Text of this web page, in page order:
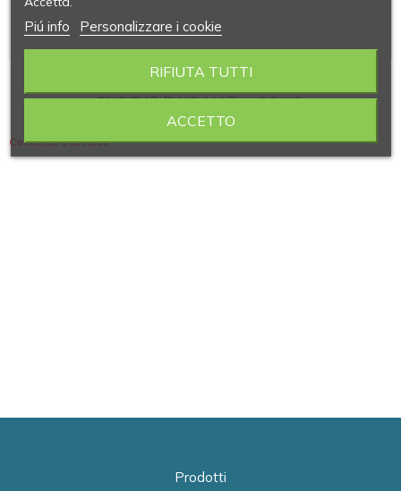
PYREX®/DURAN® 1 CONO
Contiene 6 articoli
Prodotti
Piú info Personalizzare i cookie
RIFIUTA TUTTI
ACCETTO